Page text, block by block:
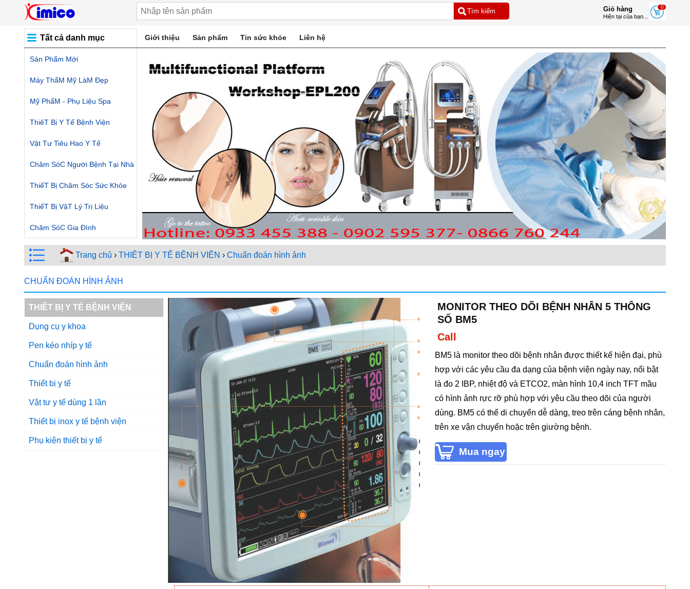
0
Giỏ hàng
Hiện tại của bạn...
Tất cả danh mục Giới thiệu Sản phẩm Tin sức khỏe Liên hệ
Sản Phẩm Mới
Máy ThẩM Mỹ LàM Đẹp
Mỹ PhẩM - Phụ Liệu Spa
ThiêT Bị Y Tế Bệnh Viện
Vật Tư Tiêu Hao Y Tế
Chăm SóC Người Bệnh Tại Nhà
ThiếT Bị Chăm Sóc Sức Khỏe
ThiếT Bị VậT Lý Trị Liệu
Chăm SóC Gia Đình
Trang chủ › THIÊT BỊ Y TẾ BỆNH VIỆN › Chuẩn đoán hình ảnh
CHUẨN ĐOÁN HÌNH ẢNH
THIÊT BỊ Y TẾ BỆNH VIỆN
Dụng cụ y khoa
Pen kéo nhíp y tế
Chuẩn đoán hình ảnh
Thiết bị y tế
Vật tư y tế dùng 1 lần
Thiết bị inox y tế bệnh viện
Phụ kiện thiết bị y tế
MONITOR THEO DÕI BỆNH NHÂN 5 THÔNG
SỐ BM5
Call
BM5 là monitor theo dõi bệnh nhân được thiết kế hiện đại, phù
hợp với các yêu cầu đa dạng của bệnh viện ngày nay, nổi bật
là đo 2 IBP, nhiệt độ và ETCO2, màn hình 10,4 inch TFT mầu
có hình ảnh rực rỡ phù hợp với yêu cầu theo dõi của người
dùng. BM5 có thể di chuyển dễ dàng, treo trên cáng bệnh nhân,
trên xe vận chuyển hoặc trên giường bệnh.